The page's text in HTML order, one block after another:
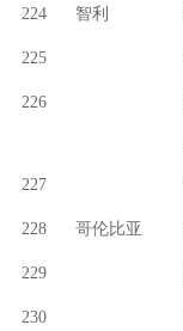
224 智利
225
226
227
228 哥伦比亚
229
230